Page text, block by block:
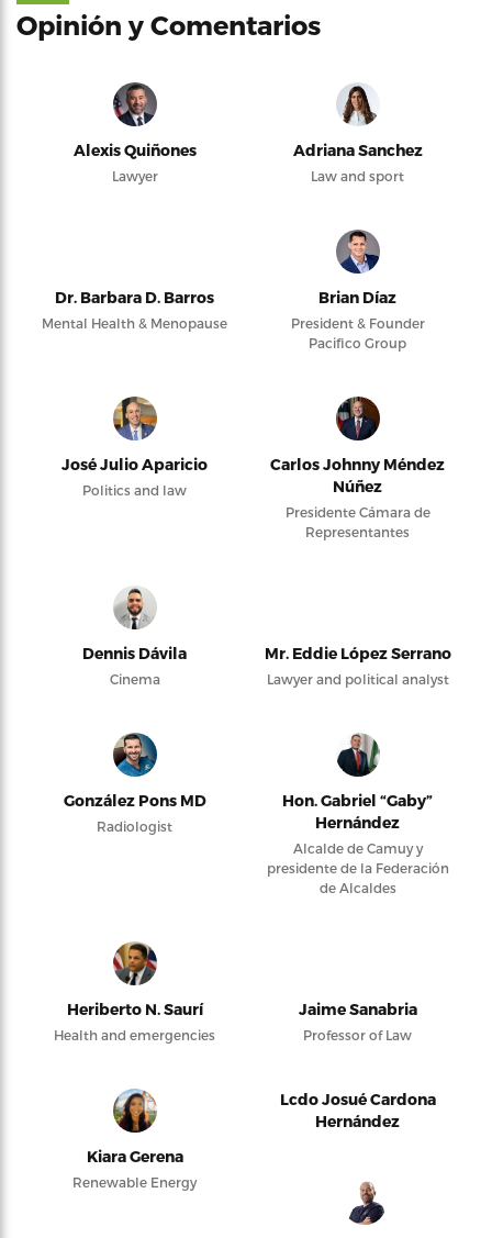
Opinión y Comentarios
Alexis Quiñones
Lawyer
Adriana Sanchez
Law and sport
Dr. Barbara D. Barros
Mental Health & Menopause
Brian Díaz
President & Founder
Pacifico Group
José Julio Aparicio
Politics and law
Carlos Johnny Méndez
Núñez
Presidente Cámara de
Representantes
Dennis Dávila
Cinema
Mr. Eddie López Serrano
Lawyer and political analyst
González Pons MD
Radiologist
Hon. Gabriel “Gaby”
Hernández
Alcalde de Camuy y
presidente de la Federación
de Alcaldes
Heriberto N. Saurí
Health and emergencies
Jaime Sanabria
Professor of Law
Kiara Gerena
Renewable Energy
Lcdo Josué Cardona
Hernández